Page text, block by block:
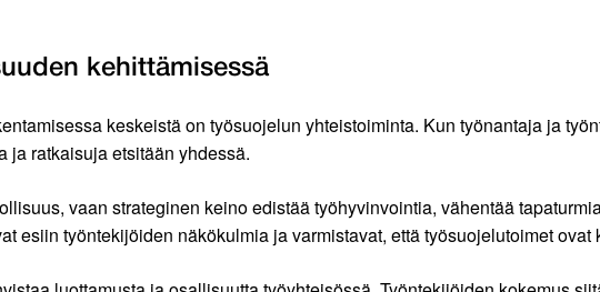
kehittämisessä
keskeistä on työsuojelun yhteistoiminta. Kun työnantaja ja
ja ratkaisuja etsitään yhdessä.
vaan strateginen keino edistää työhyvinvointia, vähentää
esiin työntekijöiden näkökulmia ja varmistavat, että työsuojelutoimet